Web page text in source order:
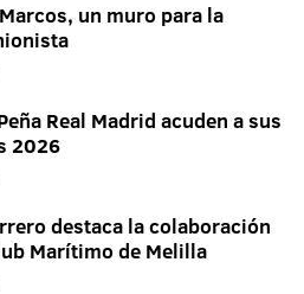
un muro para la
Real Madrid acuden a sus
2026
destaca la colaboración
Marítimo de Melilla